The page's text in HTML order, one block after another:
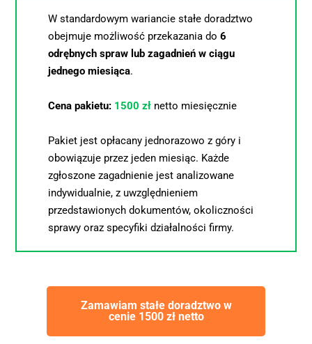
W standardowym wariancie stałe doradztwo
obejmuje możliwość przekazania do 6
odrębnych spraw lub zagadnień w ciągu
jednego miesiąca.
Cena pakietu: 1500 zł netto miesięcznie
Pakiet jest opłacany jednorazowo z góry i
obowiązuje przez jeden miesiąc. Każde
zgłoszone zagadnienie jest analizowane
indywidualnie, z uwzględnieniem
przedstawionych dokumentów, okoliczności
sprawy oraz specyfiki działalności firmy.
Zamawiam stałe doradztwo w
cenie 1500 zł netto